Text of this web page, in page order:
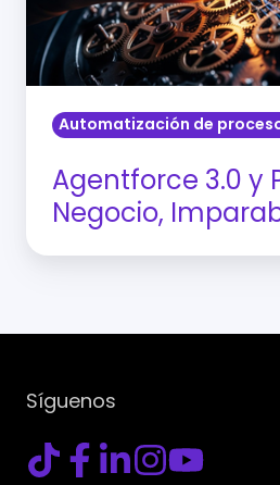
Negocio,
Imparable
con
Automatización de
Agentforce 3.0 y
Negocio,
Síguenos